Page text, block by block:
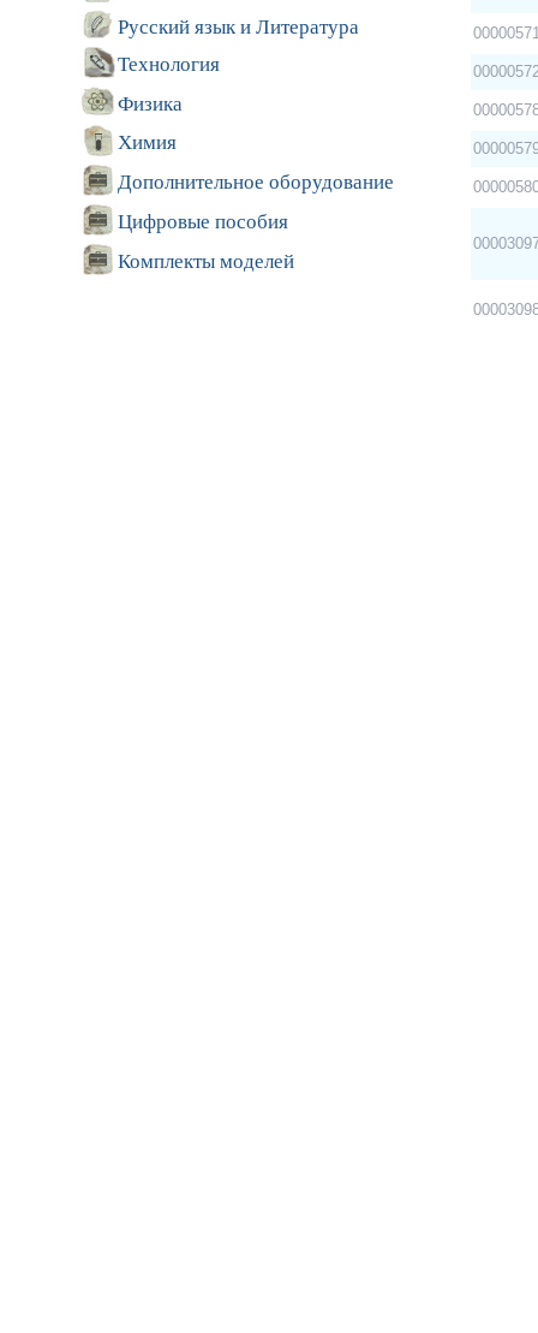
Русский язык и Литература
Технология
Физика
Химия
Дополнительное оборудование
Цифровые пособия
Комплекты моделей